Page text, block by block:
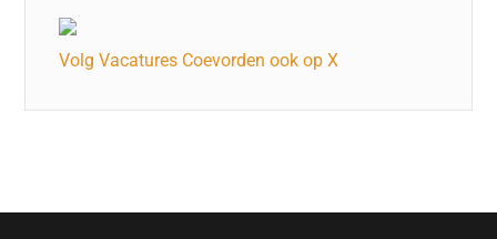
Volg Vacatures Coevorden ook op X